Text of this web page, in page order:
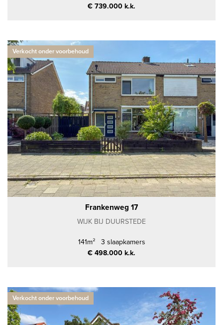
€ 739.000 k.k.
Verkocht onder voorbehoud
Frankenweg 17
WIJK BIJ DUURSTEDE
141m² 3 slaapkamers
€ 498.000 k.k.
Verkocht onder voorbehoud